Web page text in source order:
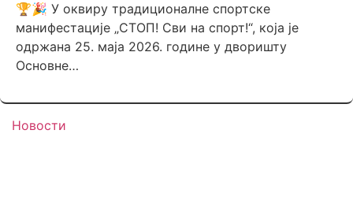
🏆🎉 У оквиру традиционалне спортске
манифестације „СТОП! Сви на спорт!“, која је
одржана 25. маја 2026. године у дворишту
Основне…
Новости